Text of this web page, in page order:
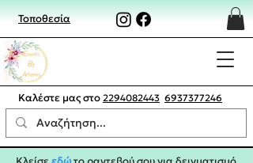
Τοποθεσία
Καλέστε μας στο 2294082443 6937377246